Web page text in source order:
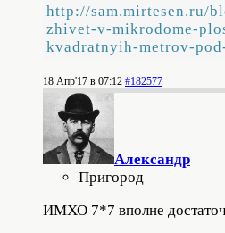
http://sam.mirtesen.ru/
zhivet-v-mikrodome-
kvadratnyih-metrov-
18 Апр'17 в 07:12 #182577
Александр
Пригород
ИМХО 7*7 вполне